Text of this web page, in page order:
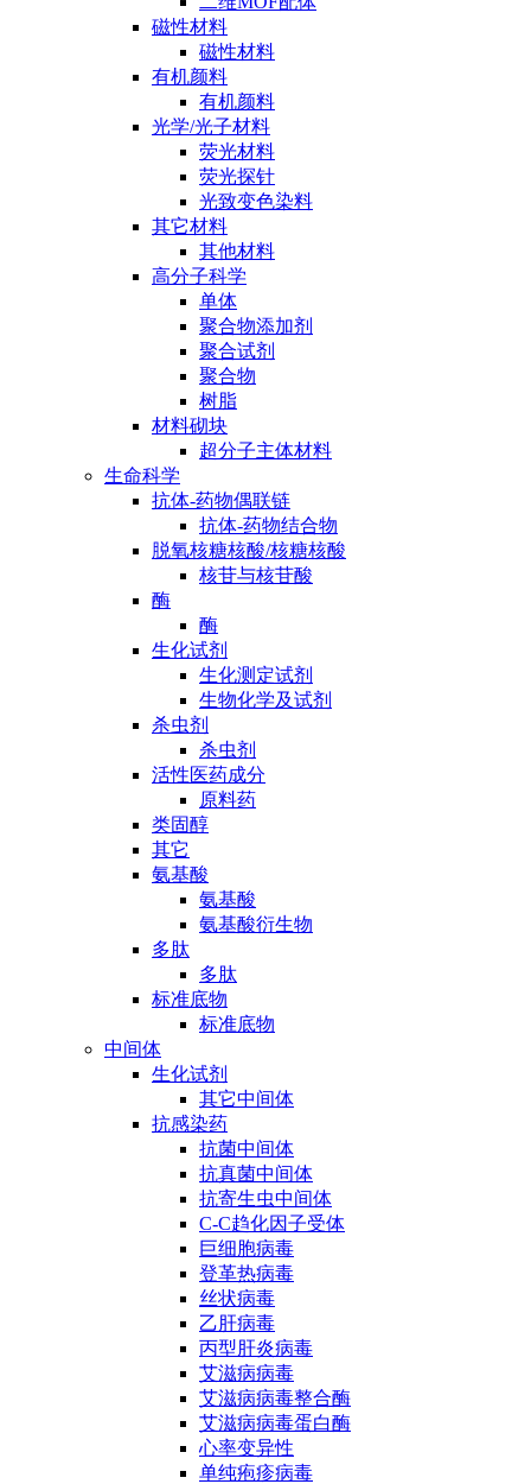
磁性材料
磁性材料
有机颜料
有机颜料
光学/光子材料
荧光材料
荧光探针
光致变色染料
其它材料
其他材料
高分子科学
单体
聚合物添加剂
聚合试剂
聚合物
树脂
材料砌块
超分子主体材料
生命科学
抗体-药物偶联链
抗体-药物结合物
脱氧核糖核酸/核糖核酸
核苷与核苷酸
酶
酶
生化试剂
生化测定试剂
生物化学及试剂
杀虫剂
杀虫剂
活性医药成分
原料药
类固醇
其它
氨基酸
氨基酸
氨基酸衍生物
多肽
多肽
标准底物
标准底物
中间体
生化试剂
其它中间体
抗感染药
抗菌中间体
抗真菌中间体
抗寄生虫中间体
C-C趋化因子受体
巨细胞病毒
登革热病毒
丝状病毒
乙肝病毒
丙型肝炎病毒
艾滋病病毒
艾滋病病毒整合酶
艾滋病病毒蛋白酶
心率变异性
单纯疱疹病毒